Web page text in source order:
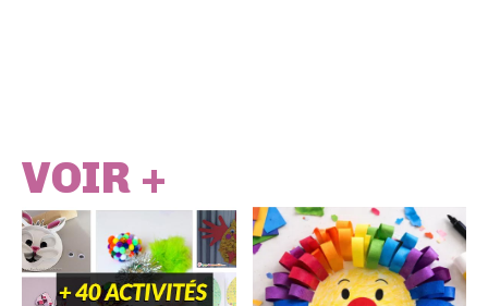
VOIR +